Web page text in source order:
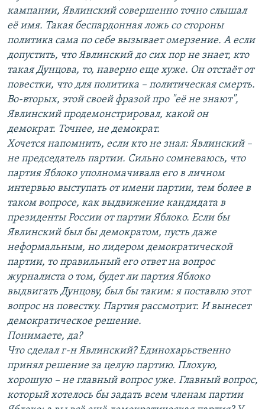
кампании, Явлинский совершенно точно слышал
её имя. Такая беспардонная ложь со стороны
политика сама по себе вызывает омерзение. А если
допустить, что Явлинский до сих пор не знает, кто
такая Дунцова, то, наверно еще хуже. Он отстаёт от
повестки, что для политика – политическая смерть.
Во-вторых, этой своей фразой про "её не знают",
Явлинский продемонстрировал, какой он
демократ. Точнее, не демократ.
Хочется напомнить, если кто не знал: Явлинский –
не председатель партии. Сильно сомневаюсь, что
партия Яблоко уполномачивала его в личном
интервью выступать от имени партии, тем более в
таком вопросе, как выдвижение кандидата в
президенты России от партии Яблоко. Если бы
Явлинский был бы демократом, пусть даже
неформальным, но лидером демократической
партии, то правильный его ответ на вопрос
журналиста о том, будет ли партия Яблоко
выдвигать Дунцову, был бы таким: я поставлю этот
вопрос на повестку. Партия рассмотрит. И вынесет
демократическое решение.
Понимаете, да?
Что сделал г-н Явлинский? Единохарьственно
принял решение за целую партию. Плохую,
хорошую – не главный вопрос уже. Главный вопрос,
который хотелось бы задать всем членам партии